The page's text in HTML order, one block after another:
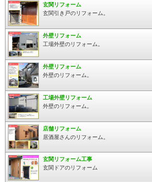
玄関リフォーム
玄関引き戸のリフォーム。
外壁リフォーム
工場外壁のリフォーム。
外壁リフォーム
外壁のリフォーム。
工場外壁リフォーム
外壁のリフォーム。
店舗リフォーム
居酒屋さんのリフォーム。
玄関リフォーム工事
玄関ドアのリフォーム